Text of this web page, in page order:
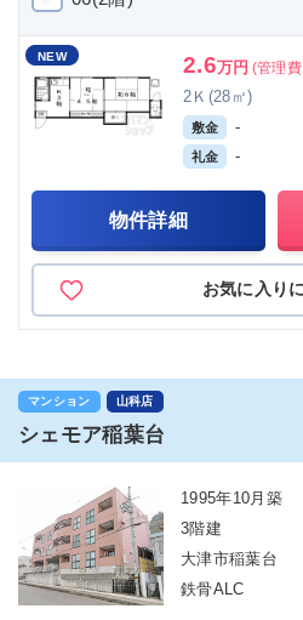
NEW 2.6万円 (管理
2Ｋ(28㎡)
敷金 -
礼金 -
物件詳細
お気に入り
マンション 山科店
シェモア稲葉台
1995年10月築
3階建
大津市稲葉台
鉄骨ALC